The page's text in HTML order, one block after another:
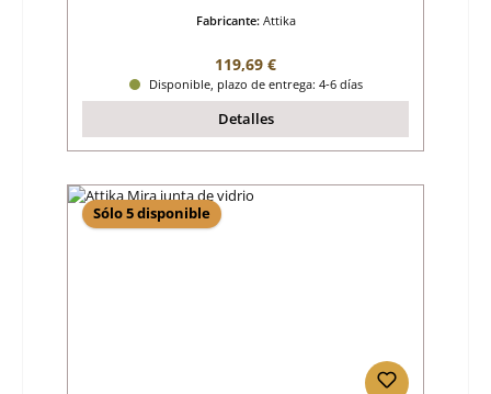
Fabricante: Attika
Precio normal:
119,69 €
Disponible, plazo de entrega: 4-6 días
Detalles
Sólo 5 disponible